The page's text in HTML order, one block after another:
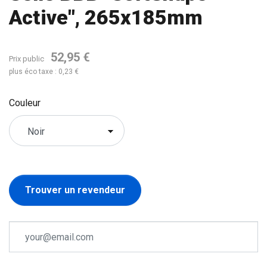
Active", 265x185mm
Prix public 52,95 €
plus éco taxe : 0,23 €
Couleur
Trouver un revendeur